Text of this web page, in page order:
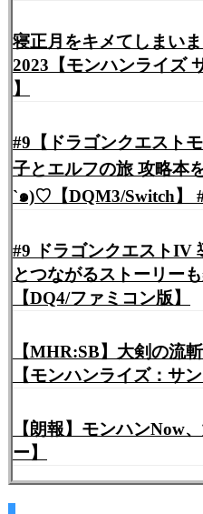
寝正月をキメてしまい
2023【モンハンライズ
】
#9【ドラゴンクエスト
子とエルフの旅 攻略本
`๑)♡【DQM3/Switch】
#9 ドラゴンクエストIV
とつながるストーリー
【DQ4/ファミコン版】
【MHR:SB】大剣の流
【モンハンライズ：サ
【朗報】モンハンNow
ー】